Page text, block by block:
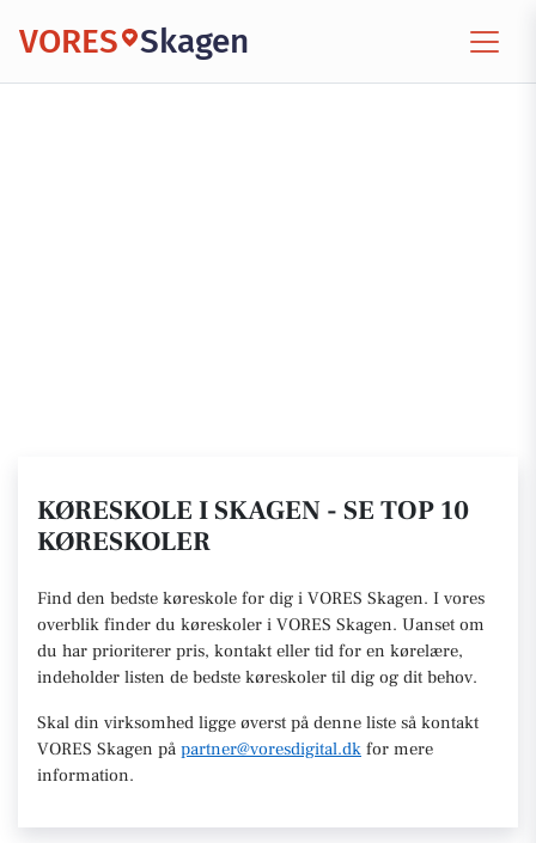
VORES Skagen
KØRESKOLE I SKAGEN - SE TOP 10
KØRESKOLER
Find den bedste køreskole for dig i VORES Skagen. I vores
overblik finder du køreskoler i VORES Skagen. Uanset om
du har prioriterer pris, kontakt eller tid for en kørelære,
indeholder listen de bedste køreskoler til dig og dit behov.
Skal din virksomhed ligge øverst på denne liste så kontakt
VORES Skagen på partner@voresdigital.dk for mere
information.